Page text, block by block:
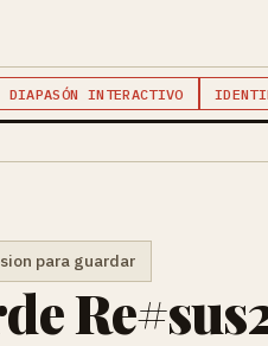
DIAPASÓN INTERACTIVO
para guardar